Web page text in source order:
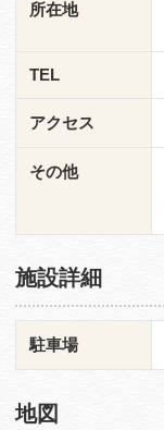
所在地
TEL
アクセス
その他
施設詳細
駐車場
地図